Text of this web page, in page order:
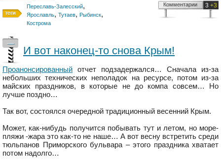
Переславь-Залесский,
Ярославль, Тутаев, Рыбинск,
Кострома
3 +3
Комментарии
—
И вот наконец-то снова Крым!
Проанонсированный отчет подзадержался… Сначала из-за
небольших технических неполадок на ресурсе, потом из-за
майских праздников, в которые не до компа совсем… Но
лучше поздно…
Так вот, состоялся очередной традиционный весенний Крым.
Может, как-нибудь получится побывать тут и летом, но море-
пляжи -жара это как-то не наше… А вот весну встретить среди
тюльпанов Приморского бульвара – этого праздника хватает
потом надолго…